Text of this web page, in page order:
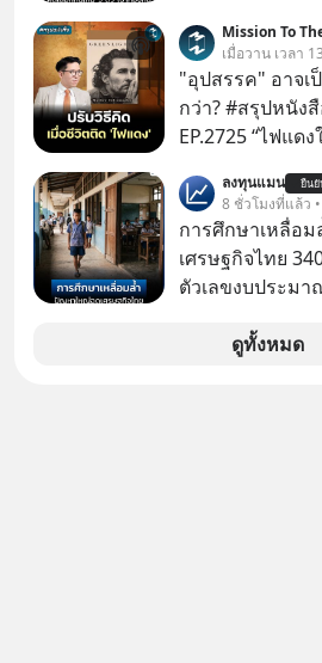
เจ้าของผู้นำ AI จี
หน่วยความจำ โ
✅ได้การรับยกเ
ตามกฎหมายภา
Mission To
เมื่อวาน เวลา
"อุปสรรค" อาจ
กว่า? #สรุปหนัง
EP.2725 “ไฟแด
เปลี่ยนสี”
ในยุคหนึ่ง เคยปฏิ
คอมที่สูงถึง 14.5
ราว 500 ล้านบาท
ตามมาคือ โทรศั
ความเงียบสนิทนา
ลงทุนแมน ยืน
8 ชั่วโมงที่แล้ว
การศึกษาเหลื่อ
เศรษฐกิจไทย
ตัวเลขงบประม
รายจ่ายประจำปี
ดูทั้งหมด